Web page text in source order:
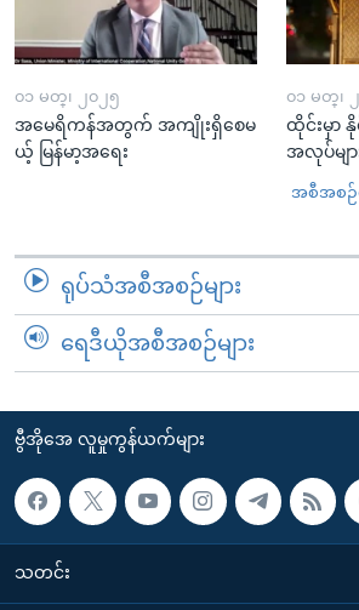
၀၁ မတ္၊ ၂၀၂၅
အမေရိကန်အတွက် အကျိုးရှိစေမ
ယ့် မြန်မာ့အရေး
၀၁ မတ္၊
ထိုင်းမှာ
အလုပ်မျာ
အစီအစဉ်
ရုပ်သံအစီအစဉ်များ
ရေဒီယိုအစီအစဉ်များ
ဗွီအိုအေ လူမှုကွန်ယက်များ
သတင်း